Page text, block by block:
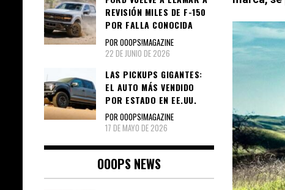
REVISIÓN MILES DE F-150
POR FALLA CONOCIDA
POR OOOPS!MAGAZINE
22 DE JUNIO DE 2026
LAS PICKUPS GIGANTES:
EL AUTO MÁS VENDIDO
POR ESTADO EN EE.UU.
POR OOOPS!MAGAZINE
17 DE MAYO DE 2026
OOOPS NEWS